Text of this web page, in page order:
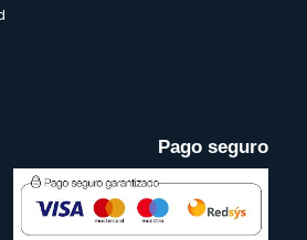
Pago seguro